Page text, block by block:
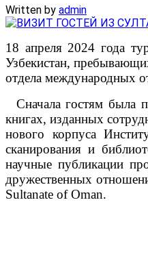
Written by admin
18 апреля 2024 года
Узбекистан,
отдела международных
Сначала гостям была
книгах, изданных
нового корпуса
сканирования и
научные публикации
дружественных
Sultanate of Oman.